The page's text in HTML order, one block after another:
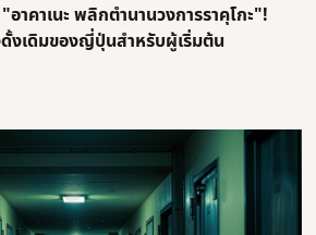
อาคาเนะ พลิกตำนานวงการราคุโกะ"!
งเดิมของญี่ปุ่นสำหรับผู้เริ่มต้น